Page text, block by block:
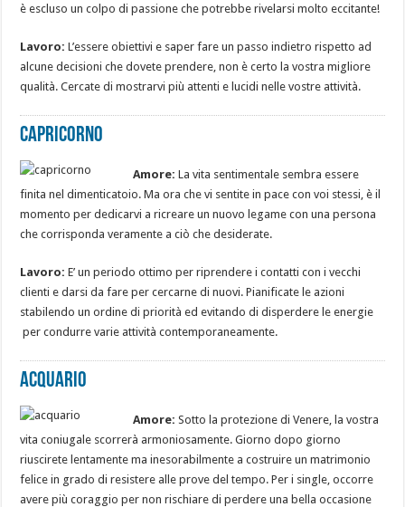
è escluso un colpo di passione che potrebbe rivelarsi molto eccitante!
Lavoro: L’essere obiettivi e saper fare un passo indietro rispetto ad
alcune decisioni che dovete prendere, non è certo la vostra migliore
qualità. Cercate di mostrarvi più attenti e lucidi nelle vostre attività.
Capricorno
Amore: La vita sentimentale sembra essere
finita nel dimenticatoio. Ma ora che vi sentite in pace con voi stessi, è il
momento per dedicarvi a ricreare un nuovo legame con una persona
che corrisponda veramente a ciò che desiderate.
Lavoro: E’ un periodo ottimo per riprendere i contatti con i vecchi
clienti e darsi da fare per cercarne di nuovi. Pianificate le azioni
stabilendo un ordine di priorità ed evitando di disperdere le energie
per condurre varie attività contemporaneamente.
Acquario
Amore: Sotto la protezione di Venere, la vostra
vita coniugale scorrerà armoniosamente. Giorno dopo giorno
riuscirete lentamente ma inesorabilmente a costruire un matrimonio
felice in grado di resistere alle prove del tempo. Per i single, occorre
avere più coraggio per non rischiare di perdere una bella occasione